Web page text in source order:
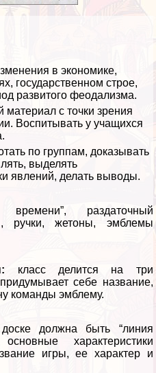
в экономике,
государственном строе,
развитого феодализма.
с точки зрения
Воспитывать у учащихся
по группам, доказывать
выделять
явлений, делать выводы.
раздаточный
ручки, жетоны, эмблемы
класс делится на три
себе название,
комaнды эмблему.
должна быть “линия
хаpaктеристики
игры, ее хаpaктер и